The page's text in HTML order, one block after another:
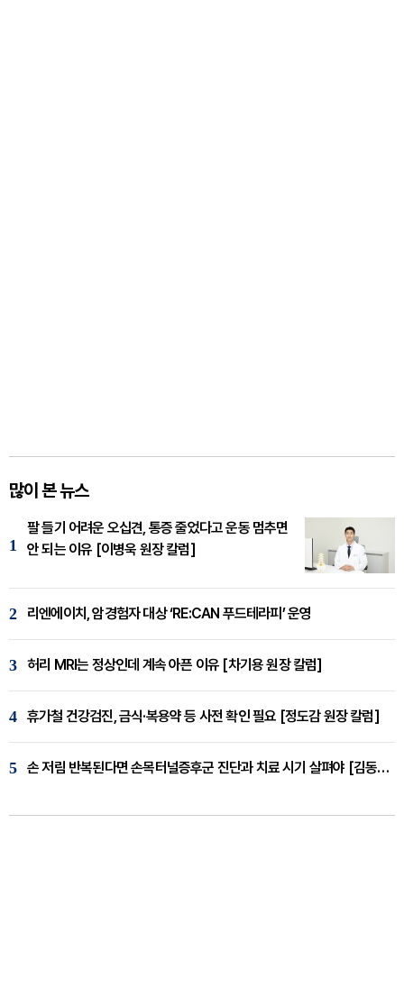
많이 본 뉴스
1
팔 들기 어려운 오십견, 통증 줄었다고 운동 멈추면
안 되는 이유 [이병욱 원장 칼럼]
2 리엔에이치, 암경험자 대상 ‘RE:CAN 푸드테라피’ 운영
3 허리 MRI는 정상인데 계속 아픈 이유 [차기용 원장 칼럼]
4 휴가철 건강검진, 금식·복용약 등 사전 확인 필요 [정도감 원장 칼럼]
5 손 저림 반복된다면 손목터널증후군 진단과 치료 시기 살펴야 [김동현 원장 칼럼]